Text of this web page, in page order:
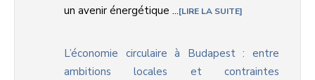
un avenir énergétique ... LIRE LA SUITE
L’économie circulaire à Budapest : entre
ambitions locales et contraintes